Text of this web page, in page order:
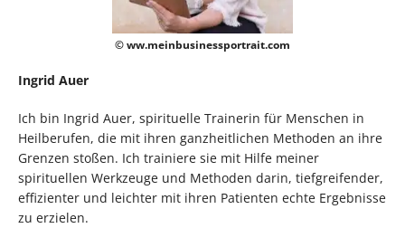
© ww.meinbusinessportrait.com
Ingrid Auer
Ich bin Ingrid Auer, spirituelle Trainerin für Menschen in
Heilberufen, die mit ihren ganzheitlichen Methoden an ihre
Grenzen stoßen. Ich trainiere sie mit Hilfe meiner
spirituellen Werkzeuge und Methoden darin, tiefgreifender,
effizienter und leichter mit ihren Patienten echte Ergebnisse
zu erzielen.